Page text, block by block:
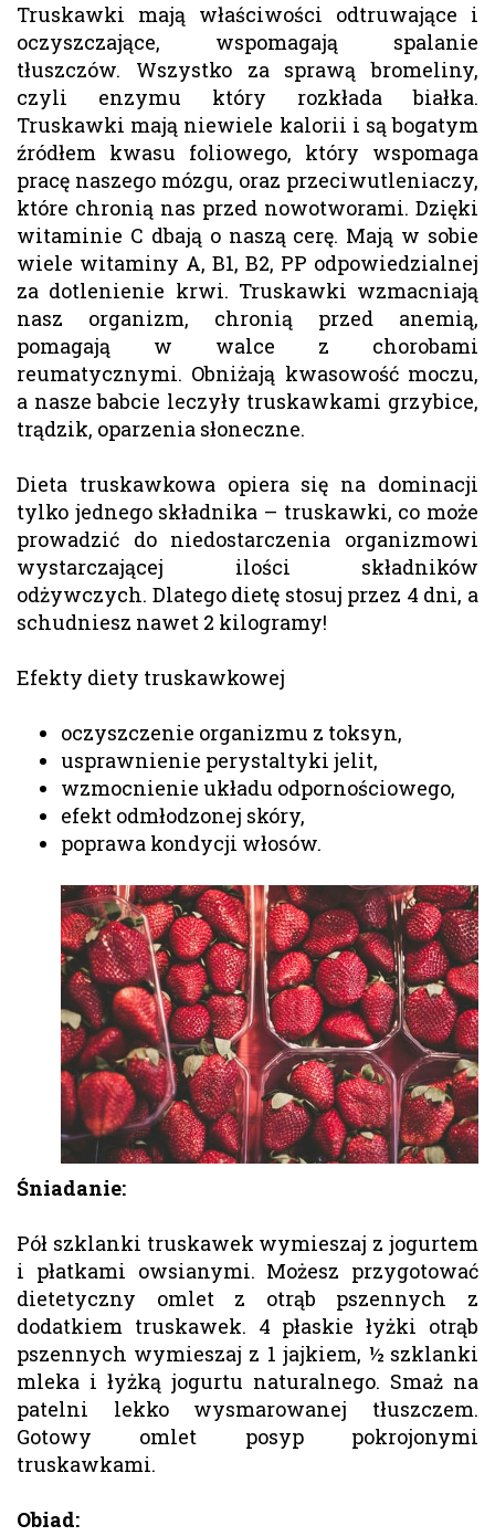
Truskawki mają właściwości odtruwające i
oczyszczające, wspomagają spalanie
tłuszczów. Wszystko za sprawą bromeliny,
czyli enzymu który rozkłada białka.
Truskawki mają niewiele kalorii i są bogatym
źródłem kwasu foliowego, który wspomaga
pracę naszego mózgu, oraz przeciwutleniaczy,
które chronią nas przed nowotworami. Dzięki
witaminie C dbają o naszą cerę. Mają w sobie
wiele witaminy A, B1, B2, PP odpowiedzialnej
za dotlenienie krwi. Truskawki wzmacniają
nasz organizm, chronią przed anemią,
pomagają w walce z chorobami
reumatycznymi. Obniżają kwasowość moczu,
a nasze babcie leczyły truskawkami grzybice,
trądzik, oparzenia słoneczne.
Dieta truskawkowa opiera się na dominacji
tylko jednego składnika – truskawki, co może
prowadzić do niedostarczenia organizmowi
wystarczającej ilości składników
odżywczych. Dlatego dietę stosuj przez 4 dni, a
schudniesz nawet 2 kilogramy!
Efekty diety truskawkowej
oczyszczenie organizmu z toksyn,
usprawnienie perystaltyki jelit,
wzmocnienie układu odpornościowego,
efekt odmłodzonej skóry,
poprawa kondycji włosów.
Śniadanie:
Pół szklanki truskawek wymieszaj z jogurtem
i płatkami owsianymi. Możesz przygotować
dietetyczny omlet z otrąb pszennych z
dodatkiem truskawek. 4 płaskie łyżki otrąb
pszennych wymieszaj z 1 jajkiem, ½ szklanki
mleka i łyżką jogurtu naturalnego. Smaż na
patelni lekko wysmarowanej tłuszczem.
Gotowy omlet posyp pokrojonymi
truskawkami.
Obiad: